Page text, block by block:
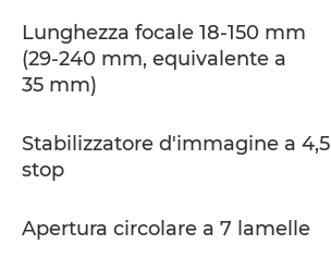
Lunghezza focale 18-150 mm
(29-240 mm, equivalente a
35 mm)
Stabilizzatore d'immagine a 4,5
stop
Apertura circolare a 7 lamelle